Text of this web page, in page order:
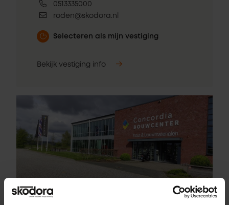
0513335000
roden@skodora.nl
Selecteren als mijn vestiging
Bekijk vestiging info